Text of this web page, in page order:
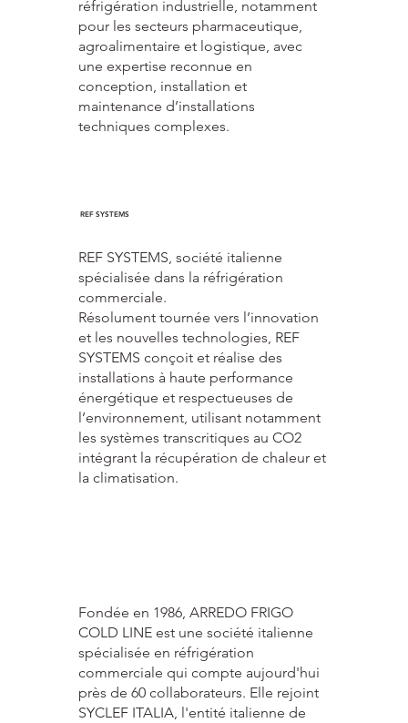
réfrigération industrielle, notamment
pour les secteurs pharmaceutique,
agroalimentaire et logistique, avec
une expertise reconnue en
conception, installation et
maintenance d’installations
techniques complexes.
REF SYSTEMS
REF SYSTEMS, société italienne
spécialisée dans la réfrigération
commerciale.
Résolument tournée vers l’innovation
et les nouvelles technologies, REF
SYSTEMS conçoit et réalise des
installations à haute performance
énergétique et respectueuses de
l’environnement, utilisant notamment
les systèmes transcritiques au CO2
intégrant la récupération de chaleur et
la climatisation.
Fondée en 1986, ARREDO FRIGO
COLD LINE est une société italienne
spécialisée en réfrigération
commerciale qui compte aujourd'hui
près de 60 collaborateurs. Elle rejoint
SYCLEF ITALIA, l'entité italienne de